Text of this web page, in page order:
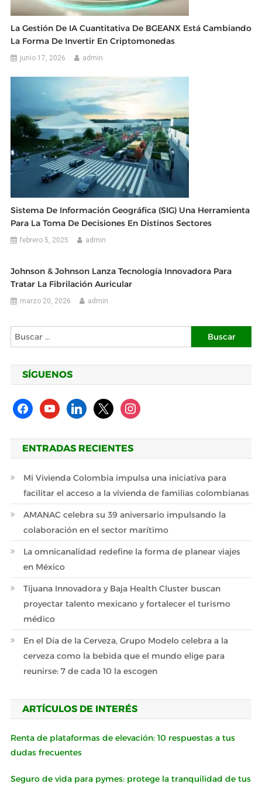
La Gestión De IA Cuantitativa De BGEANX Está Cambiando
La Forma De Invertir En Criptomonedas
junio 17, 2026 admin
Sistema De Información Geográfica (SIG) Una Herramienta
Para La Toma De Decisiones En Distinos Sectores
febrero 5, 2025 admin
Johnson & Johnson Lanza Tecnología Innovadora Para
Tratar La Fibrilación Auricular
marzo 20, 2026 admin
Buscar:
SÍGUENOS
facebookyoutubelinkedin
x instagram
ENTRADAS RECIENTES
Mi Vivienda Colombia impulsa una iniciativa para
facilitar el acceso a la vivienda de familias colombianas
AMANAC celebra su 39 aniversario impulsando la
colaboración en el sector marítimo
La omnicanalidad redefine la forma de planear viajes
en México
Tijuana Innovadora y Baja Health Cluster buscan
proyectar talento mexicano y fortalecer el turismo
médico
En el Día de la Cerveza, Grupo Modelo celebra a la
cerveza como la bebida que el mundo elige para
reunirse: 7 de cada 10 la escogen
ARTÍCULOS DE INTERÉS
Renta de plataformas de elevación: 10 respuestas a tus
dudas frecuentes
Seguro de vida para pymes: protege la tranquilidad de tus